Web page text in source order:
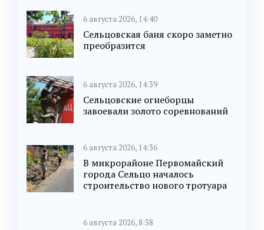
6 августа 2026, 14:40
Сельцовская баня скоро заметно
преобразится
6 августа 2026, 14:39
Сельцовские огнеборцы
завоевали золото соревнований
6 августа 2026, 14:36
В микрорайоне Первомайский
города Сельцо началось
строительство нового тротуара
6 августа 2026, 8:38